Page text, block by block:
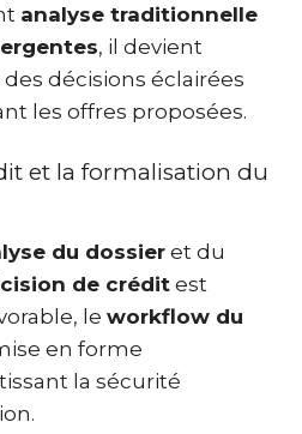
analyse traditionnelle
, il devient
décisions éclairées
les offres proposées.
et la formalisation du
du dossier et du
de crédit est
le workflow du
en forme
la sécurité